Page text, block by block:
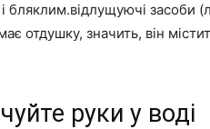
бляклим.відлущуючі засоби
отдушку, значить, він
руки у воді